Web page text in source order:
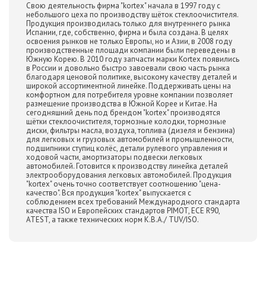
Свою деятельность фирма "kortex" начала в 1997 году с
небольшого цеха по производству щёток стеклоочистителя.
Продукция производилась только для внутреннего рынка
Испании, где, собственно, фирма и была создана. В целях
освоения рынков не только Европы, но и Азии, в 2008 году
производственные площади компании были переведены в
Южную Корею. В 2010 году запчасти марки Kortex появились
в России и довольно быстро завоевали свою часть рынка
благодаря ценовой политике, высокому качеству деталей и
широкой ассортиментной линейке. Поддерживать цены на
комфортном для потребителя уровне компании позволяет
размещение производства в Южной Корее и Китае. На
сегодняшний день под брендом "kortex" производятся
щётки стеклоочистителя, тормозные колодки, тормозные
диски, фильтры масла, воздуха, топлива (дизеля и бензина)
для легковых и грузовых автомобилей и промышленности,
подшипники ступиц колёс, детали рулевого управления и
ходовой части, амортизаторы подвески легковых
автомобилей. Готовится к производству линейка деталей
электрооборудования легковых автомобилей. Продукция
"kortex" очень точно соответствует соотношению "цена-
качество". Вся продукция "kortex" выпускается с
соблюдением всех требований Международного стандарта
качества ISO и Европейских стандартов PIMOT, ЕСЕ R90,
ATEST, а также технических норм K.B.A./ TUV/ISO.